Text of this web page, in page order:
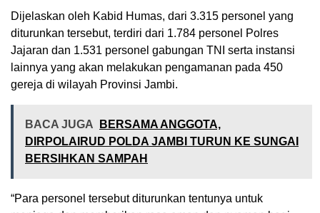
Dijelaskan oleh Kabid Humas, dari 3.315 personel yang
diturunkan tersebut, terdiri dari 1.784 personel Polres
Jajaran dan 1.531 personel gabungan TNI serta instansi
lainnya yang akan melakukan pengamanan pada 450
gereja di wilayah Provinsi Jambi.
BACA JUGA
BERSAMA ANGGOTA,
DIRPOLAIRUD POLDA JAMBI TURUN KE SUNGAI
BERSIHKAN SAMPAH
“Para personel tersebut diturunkan tentunya untuk